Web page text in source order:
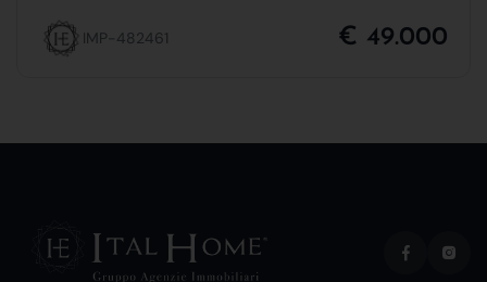
IMP-482461 € 49.000